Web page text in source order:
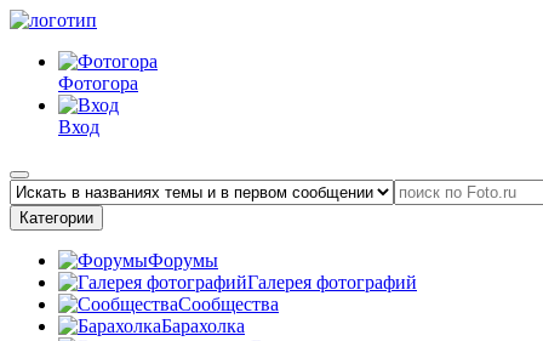
Фотогора
Вход
Категории
Форумы
Галерея фотографий
Сообщества
Барахолка